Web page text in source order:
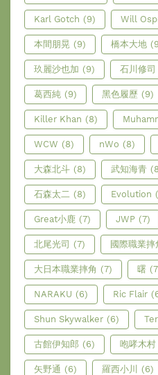
Karl Gotch (9) Will
本間朋晃 (9) 橋本大地
玖麗沙也加 (9) 石川修司
葛西純 (9) 黑色履歷 (9)
Killer Khan (8)
WCW (8) nWo (8)
大森北斗 (8) 武知海青
石森太二 (8) Evolution
Great小鹿 (7) JWP (7)
北尾光司 (7) 國際職業摔
大日本職業摔角 (7) 曙
NARAKU (6) Ric Flair
Shun Skywalker (6)
古館伊知郎 (6) 咆哮木村
矢野通 (6) 羅西小川 (6)